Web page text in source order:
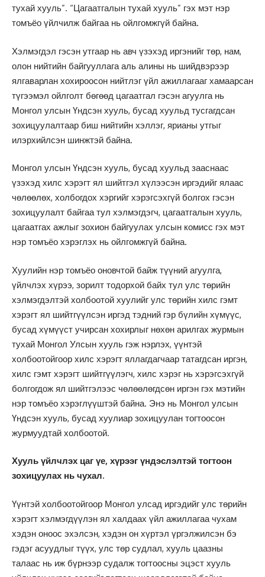
тухай хууль”. “Цагаатгалын тухай хууль” гэх мэт нэр
томъёо үйлчилж байгаа нь ойлгомжгүй байна.
Хэлмэгдэл гэсэн утгаар нь авч үзэхэд иргэнийг төр, нам,
олон нийтийн байгууллага аль алины нь шийдвэрээр
ялгаварлан хохироосон нийтлэг үйл ажиллагааг хамаарсан
түгээмэл ойлголт бөгөөд цагаатгал гэсэн агуулга нь
Монгол улсын Үндсэн хууль, бусад хуульд тусгагдсан
зохицуулалтаар биш нийтийн хэллэг, ярианы утгыг
илэрхийлсэн шинжтэй байна.
Монгол улсын Үндсэн хууль, бусад хуульд зааснаас
үзэхэд хилс хэрэгт ял шийтгэл хүлээсэн иргэдийг ялаас
чөлөөлөх, холбогдох хэргийг хэрэгсэхгүй болгох гэсэн
зохицуулалт байгаа тул хэлмэгдэгч, цагаатгалын хууль,
цагаатгах ажлыг зохион байгуулах улсын комисс гэх мэт
нэр томъёо хэрэглэх нь ойлгомжгүй байна.
Хуулийн нэр томъёо оновчтой байж түүний агуулга,
үйлчлэх хүрээ, зорилт тодорхой байх тул улс төрийн
хэлмэгдэлтэй холбоотой хуулийг улс төрийн хилс гэмт
хэрэгт ял шийтгүүлсэн иргэд тэдний гэр бүлийн хүмүүс,
бусад хүмүүст учирсан хохирлыг нөхөн арилгах журмын
тухай Монгол Улсын хууль гэж нэрлэх, үүнтэй
холбоотойгоор хилс хэрэгт яллагдагчаар татагдсан иргэн,
хилс гэмт хэрэгт шийтгүүлэгч, хилс хэрэг нь хэрэгсэхгүй
болгогдож ял шийтгэлээс чөлөөлөгдсөн иргэн гэх мэтийн
нэр томъёо хэрэглүүштэй байна. Энэ нь Монгол улсын
Үндсэн хууль, бусад хуулиар зохицуулан тогтоосон
журмуудтай холбоотой.
Хууль үйлчлэх цаг үе, хүрээг үндэслэлтэй тогтоон
зохицуулах нь чухал.
Үүнтэй холбоотойгоор Монгол улсад иргэдийг улс төрийн
хэрэгт хэлмэгдүүлэн ял халдаах үйл ажиллагаа чухам
хэдэн оноос эхэлсэн, хэдэн он хүртэл үргэлжилсэн бэ
гэдэг асуудлыг түүх, улс төр судлал, хууль цаазны
талаас нь иж бүрнээр судалж тогтоосны эцэст хууль